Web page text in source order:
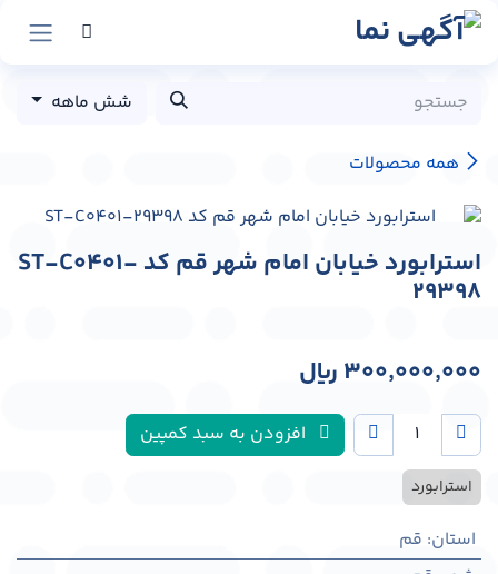
پرش به محتوا
همه محصولات
شش ماهه
استرابورد خیابان امام شهر قم کد ST-C0401-
29398
300,000,000 ﷼
افزودن به سبد کمپین
استرابورد
استان: قم